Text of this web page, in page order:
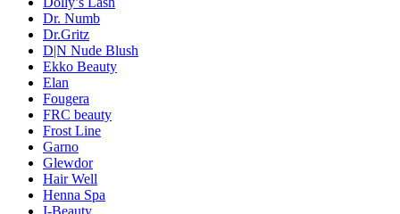
Dr. Numb
Dr.Gritz
D|N Nude Blush
Ekko Beauty
Elan
Fougera
FRC beauty
Frost Line
Garno
Glewdor
Hair Well
Henna Spa
I-Beauty